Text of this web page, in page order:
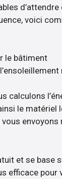
voici
le bâtiment
calculons
le matériel
vous envoyons
et se base
efficace pour